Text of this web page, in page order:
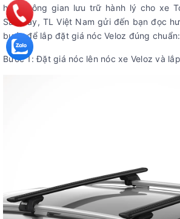
hóa không gian lưu trữ hành lý cho xe
Sau đây, TL Việt Nam gửi đến bạn đọc
bước để lắp đặt giá nóc Veloz đúng chuẩn:
Bước 1: Đặt giá nóc lên nóc xe Veloz và